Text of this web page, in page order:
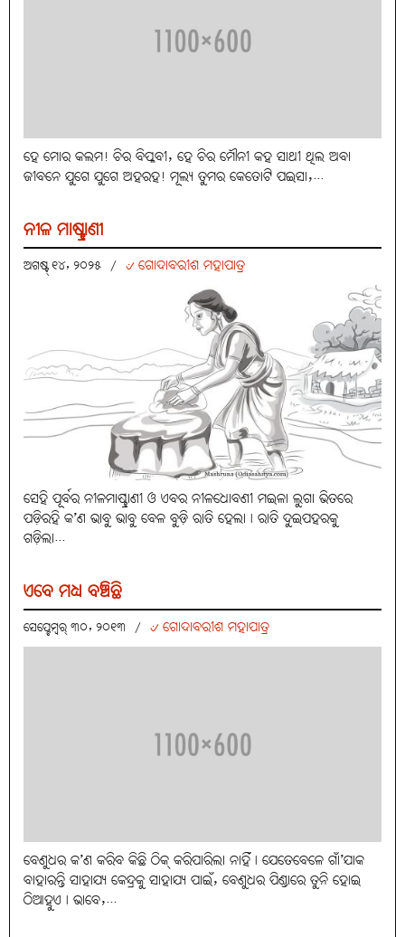
ହେ ମୋର କଲମ! ଚିର ବିପ୍ଳବୀ, ହେ ଚିର ମୌନୀ କହ ସାଥୀ ଥିଲ ଅବା
ଜୀବନେ ଯୁଗେ ଯୁଗେ ଅହରହ! ମୂଲ୍ୟ ତୁମର କେତୋଟି ପଇସା,...
ନୀଳ ମାଷ୍ଟ୍ରାଣୀ
ଅଗଷ୍ଟ୍ ୧୪, ୨୦୨୫ / ୰ ଗୋଦାବରୀଶ ମହାପାତ୍ର
ସେହି ପୂର୍ବର ନୀଳମାଷ୍ଟ୍ରାଣୀ ଓ ଏବର ନୀଳଧୋବଣୀ ମଇଳା ଲୁଗା ଭିତରେ
ପଡ଼ିରହି କ’ଣ ଭାବୁ ଭାବୁ ବେଳ ବୁଡ଼ି ରାତି ହେଲା। ରାତି ଦୁଇପହରକୁ
ଗଡ଼ିଲା...
ଏବେ ମଧ୍ୟ ବଞ୍ଚିଛି
ସେପ୍ଟେମ୍ବର୍ ୩୦, ୨୦୧୩ / ୰ ଗୋଦାବରୀଶ ମହାପାତ୍ର
ବେଣୁଧର କ’ଣ କରିବ କିଛି ଠିକ୍‌ କରିପାରିଲା ନାହିଁ। ଯେତେବେଳେ ଗାଁ’ଯାକ
ବାହାରନ୍ତି ସାହାଯ୍ୟ କେନ୍ଦ୍ରକୁ ସାହାଯ୍ୟ ପାଇଁ, ବେଣୁଧର ପିଣ୍ଡାରେ ତୁନି ହୋଇ
ଠିଆହୁଏ। ଭାବେ,...